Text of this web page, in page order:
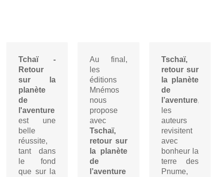
Tchaï -
Retour
sur la
planète
de
l'aventure
est une
belle
réussite,
tant dans
le fond
que sur la
Au final,
les
éditions
Mnémos
nous
propose
avec
Tschaï,
retour sur
la planète
de
l’aventure
Tschaï,
retour sur
la planète
de
l’aventure,
les
auteurs
revisitent
avec
bonheur la
terre des
Pnume,